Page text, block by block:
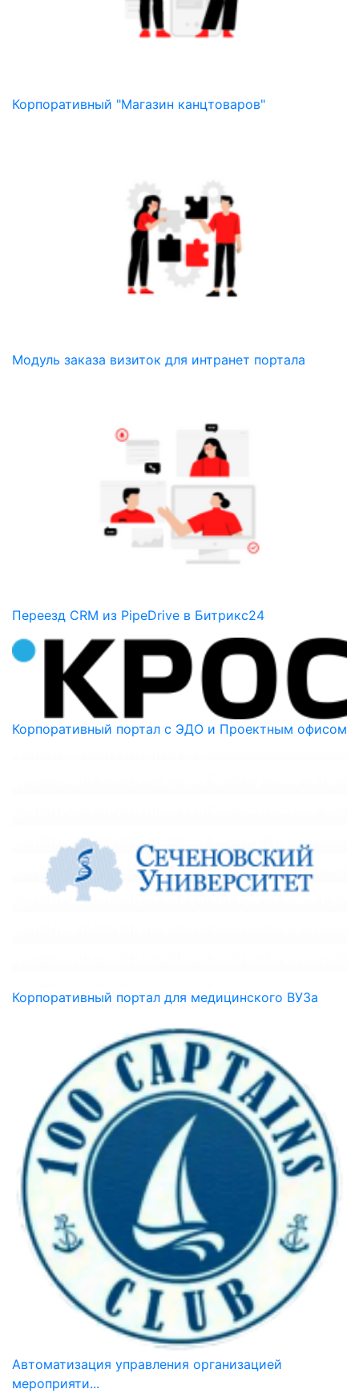
Корпоративный "Магазин канцтоваров"
Модуль заказа визиток для интранет портала
Переезд CRM из PipeDrive в Битрикс24
Корпоративный портал с ЭДО и Проектным офисом
Корпоративный портал для медицинского ВУЗа
Автоматизация управления организацией
мероприяти...